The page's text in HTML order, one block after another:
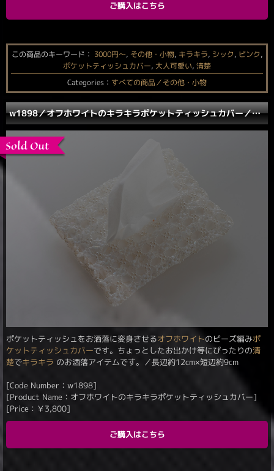
ご購入はこちら
この商品のキーワード： 3000円〜, その他・小物, キラキラ, シック, ピンク,
ポケットティッシュカバー, 大人可愛い, 清楚
Categories： すべての商品／その他・小物
w1898／オフホワイトのキラキラポケットティッシュカバー／SOLD OUT
ポケットティッシュをお洒落に変身させるオフホワイトのビーズ編みポ
ケットティッシュカバーです。ちょっとしたお出かけ等にぴったりの清
楚でキラキラ のお洒落アイテムです。／長辺約12cm×短辺約9cm
[Code Number：w1898]
[Product Name：オフホワイトのキラキラポケットティッシュカバー]
[Price： ￥3,800]
ご購入はこちら